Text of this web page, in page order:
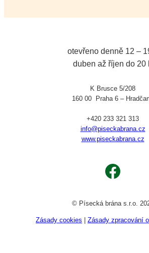
otevřeno denně 12 –
duben až říjen do 20
K Brusce 5/208
160 00 Praha 6 –
+420 233 321 313
info@piseckabrana.cz
www.piseckabrana.cz
© Písecká brána s.r.o.
Zásady cookies | Zásady zpracování